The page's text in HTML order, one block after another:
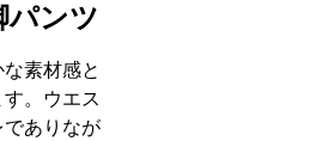
パンツ
素材感と
。ウエス
でありなが